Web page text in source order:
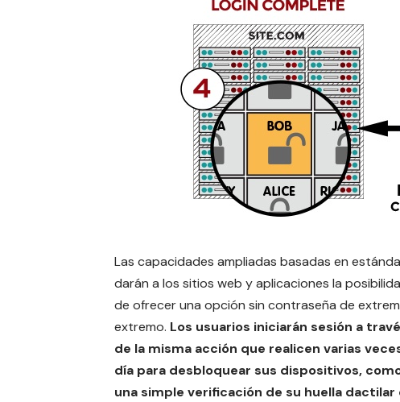
Las capacidades ampliadas basadas en
darán a los sitios web y aplicaciones la
de ofrecer una opción sin contraseña de
extremo. Los usuarios iniciarán sesión a
de la misma acción que realicen varias
día para desbloquear sus dispositivos,
una simple verificación de su huella dactilar